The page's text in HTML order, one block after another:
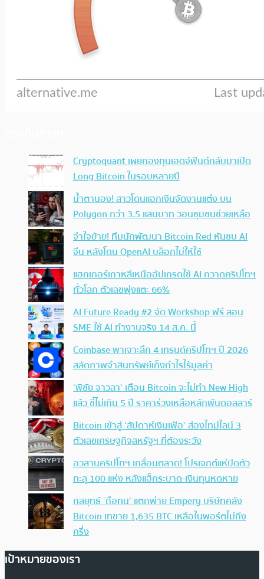
Cryptoquant เผยกองทุนเฮดจ์ฟันด์กลับมาเปิด
Long Bitcoin ในรอบหลายปี
น้ำตานอง! สาวโดนแฮกเงินจัดงานแต่ง บน
Polygon กว่า 3.5 แสนบาท วอนชุมชนช่วยเหลือ
จำใจย้าย! ทีมนักพัฒนา Bitcoin Red หันซบ AI
จีน หลังโดน OpenAI บล็อกไม่ให้ใช้
แฮกเกอร์เกาหลีเหนืออัปเกรดใช้ AI กวาดคริปโทฯ
ทั่วโลก ตัวเลขพุ่งแตะ 66%
AI Future Ready #2 จัด Workshop ฟรี สอน
SME ใช้ AI ทำงานจริง 14 ส.ค. นี้
Coinbase พาเจาะลึก 4 เทรนด์คริปโทฯ ปี 2026
สลัดภาพจำสินทรัพย์เก็งกำไรไร้มูลค่า
‘พิชัย จาวลา’ เตือน Bitcoin จะไม่ทำ New High
แล้ว ชี้ไม่เกิน 5 ปี ราคาร่วงเหลือหลักพันดอลลาร์
Bitcoin เข้าสู่ ‘สัปดาห์เงินเฟ้อ’ ส่องไทม์ไลน์ 3
ตัวเลขเศรษฐกิจสหรัฐฯ ที่ต้องระวัง
อวสานคริปโทฯ เกลื่อนตลาด! โปรเจกต์แห่ปิดตัว
ทะลุ 100 แห่ง หลังแฮ็กระบาด-เงินทุนหดหาย
กลยุทธ์ ‘ถือทน’ แตกพ่าย Empery บริษัทคลัง
Bitcoin เทขาย 1,635 BTC เหลือในพอร์ตไม่ถึง
ครึ่ง
เป้าหมายของเรา